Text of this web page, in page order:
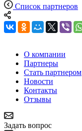
Список партнеров
О компании
Партнеры
Стать партнером
Новости
Контакты
Отзывы
Задать вопрос